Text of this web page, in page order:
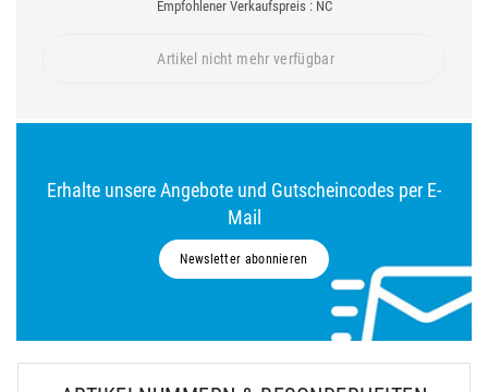
Empfohlener Verkaufspreis : NC
Artikel nicht mehr verfügbar
Erhalte unsere Angebote und Gutscheincodes per E-
Mail
Newsletter abonnieren